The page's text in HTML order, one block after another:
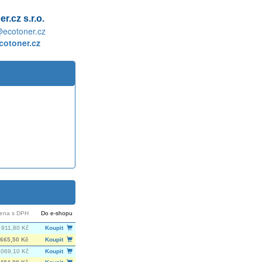
s.r.o.
s DPH Do e-shopu
911,80 Kč
Koupit
665,50 Kč
Koupit
Kč
Koupit